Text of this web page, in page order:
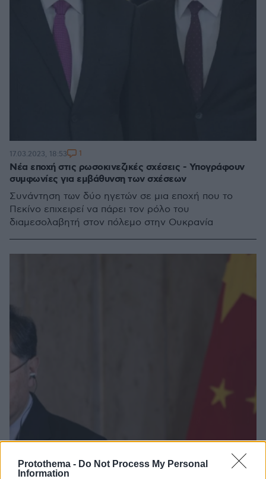
Protothema - Do Not Process My Personal
Information
Νέα εποχή στις ρωσοκινεζικές σχέσεις - Υπογράφουν
συμφωνίες για εμβάθυνση των σχέσεων
Συνάντηση των δύο ηγετών σε μια εποχή που το
Πεκίνο επιχειρεί να πάρει τον ρόλο του
διαμεσολαβητή στον πόλεμο στην Ουκρανία
17.03.2023, 18:53 1